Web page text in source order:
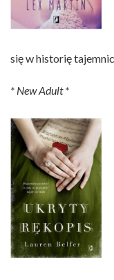
się w historię
* New Adult *